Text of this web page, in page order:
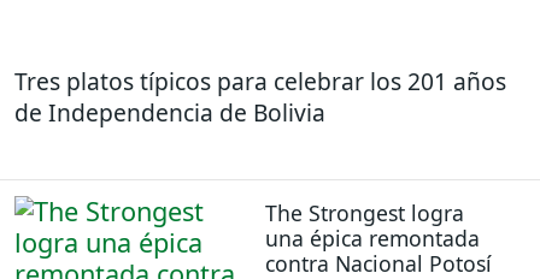
Tres platos típicos para celebrar los 201 años
de Independencia de Bolivia
The Strongest logra
una épica remontada
contra Nacional Potosí